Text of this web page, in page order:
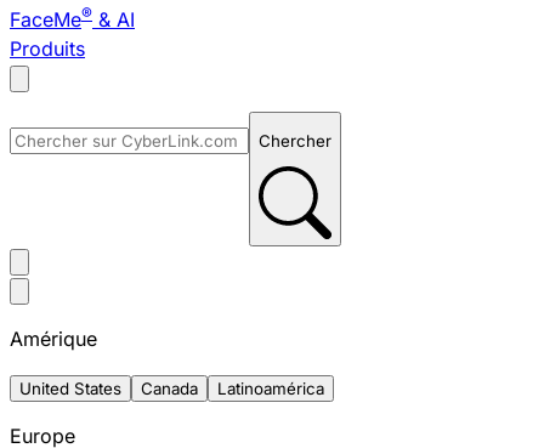
FaceMe® & AI
Produits
Chercher
Amérique
United States Canada Latinoamérica
Europe